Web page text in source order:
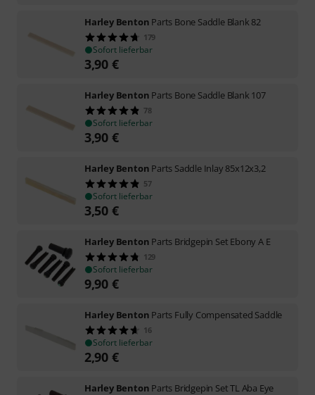
Harley Benton Parts Bone Saddle Blank 82
179
Sofort lieferbar
3,90 €
Harley Benton Parts Bone Saddle Blank 107
78
Sofort lieferbar
3,90 €
Harley Benton Parts Saddle Inlay 85x12x3,2
57
Sofort lieferbar
3,50 €
Harley Benton Parts Bridgepin Set Ebony A E
129
Sofort lieferbar
9,90 €
Harley Benton Parts Fully Compensated Saddle
16
Sofort lieferbar
2,90 €
Harley Benton Parts Bridgepin Set TL Aba Eye